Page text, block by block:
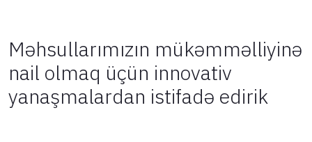
Məhsullarımızın mükəmməlliyinə
nail olmaq üçün innovativ
yanaşmalardan istifadə edirik